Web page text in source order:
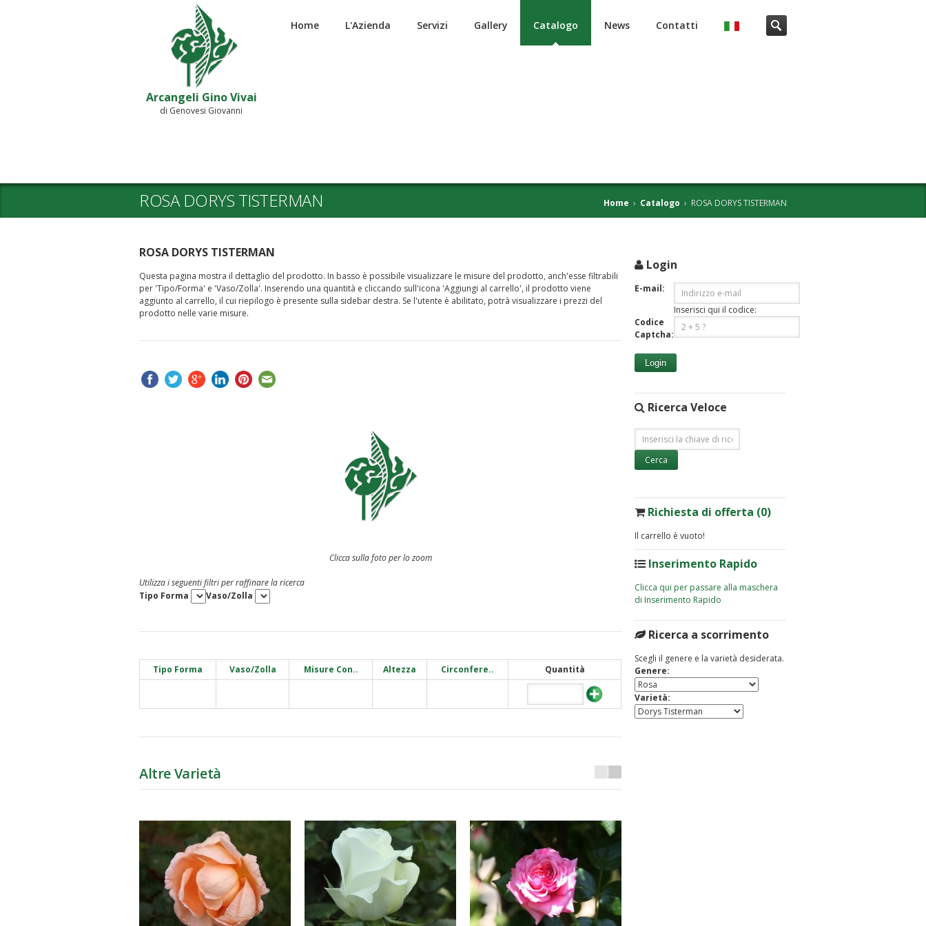
Arcangeli Gino Vivai
di Genovesi Giovanni
Home L'Azienda Servizi Gallery Catalogo News Contatti
ROSA DORYS TISTERMAN Home › Catalogo › ROSA DORYS TISTERMAN
ROSA DORYS TISTERMAN
Questa pagina mostra il dettaglio del prodotto. In basso è possibile visualizzare le misure del prodotto, anch'esse filtrabili
per 'Tipo/Forma' e 'Vaso/Zolla'. Inserendo una quantità e cliccando sull'icona 'Aggiungi al carrello', il prodotto viene
aggiunto al carrello, il cui riepilogo è presente sulla sidebar destra. Se l'utente è abilitato, potrà visualizzare i prezzi del
prodotto nelle varie misure.
Clicca sulla foto per lo zoom
Utilizza i seguenti filtri per raffinare la ricerca
Tipo Forma
Vaso/Zolla
Tipo Forma Vaso/Zolla Misure Con.. Altezza Circonfere.. Quantità
Altre Varietà
Login
E-mail:
Codice
Captcha:
Inserisci qui il codice:
Login
Ricerca Veloce
Richiesta di offerta (0)
Il carrello è vuoto!
Inserimento Rapido
Clicca qui per passare alla maschera
di Inserimento Rapido
Ricerca a scorrimento
Scegli il genere e la varietà desiderata.
Genere:
Varietà: